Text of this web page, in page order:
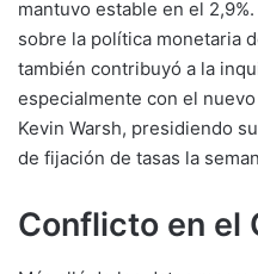
mantuvo estable en el
sobre la política monetaria
también contribuyó a la
especialmente con el
Kevin Warsh, presidiendo
de fijación de tasas la
Conflicto en el